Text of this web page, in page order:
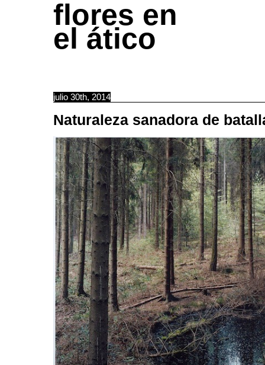
flores en
el ático
julio 30th, 2014
Naturaleza sanadora de